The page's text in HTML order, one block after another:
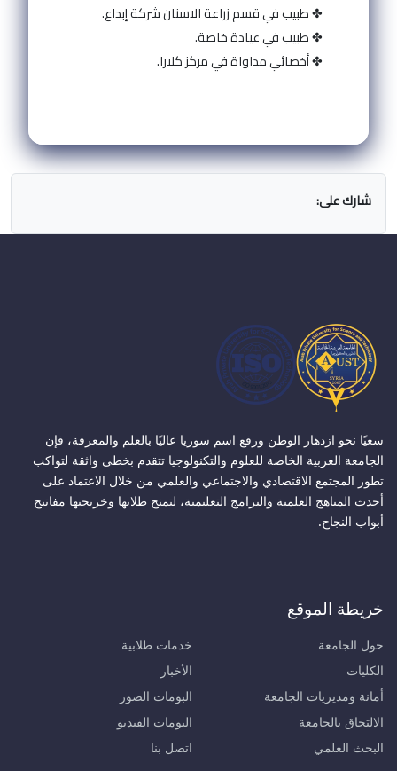
✤ طبيب في قسم زراعة الاسنان شركة إبداع.
✤ طبيب في عيادة خاصة.
✤ أخصائي مداواة في مركز كلارا.
شارك على:
سعيًا نحو ازدهار الوطن ورفع اسم سوريا عاليًا بالعلم والمعرفة، فإن
الجامعة العربية الخاصة للعلوم والتكنولوجيا تتقدم بخطى واثقة لتواكب
تطور المجتمع الاقتصادي والاجتماعي والعلمي من خلال الاعتماد على
أحدث المناهج العلمية والبرامج التعليمية، لتمنح طلابها وخريجيها مفاتيح
أبواب النجاح.
خريطة الموقع
حول الجامعة
الكليات
أمانة ومديريات الجامعة
الالتحاق بالجامعة
البحث العلمي
خدمات طلابية
الأخبار
البومات الصور
البومات الفيديو
اتصل بنا